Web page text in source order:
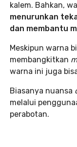
kalem. Bahkan,
menurunkan
dan membantu
Meskipun warna
membangkitkan
warna ini juga
Biasanya nuansa
melalui
perabotan.